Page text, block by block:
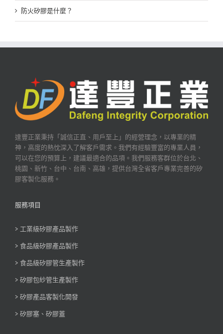
防火矽膠是什麼？
達豐正業秉持「誠信正直、用戶至上」的經營理念，以專業的精
神，高度的熱忱深入了解客戶需求。我們有經驗豐富的專業人員，
可以在您的預算上，建議最適合的品項。我們服務客群位於台北、
桃園、新竹、台中、台南、高雄，提供台灣全省客戶專業完善的矽
膠客製化服務。
服務項目
> 工業級矽膠產品製作
> 食品級矽膠產品製作
> 食品級矽膠管生產製作
> 矽膠包紗管生產製作
> 矽膠產品客製化開發
> 矽膠塞、矽膠蓋